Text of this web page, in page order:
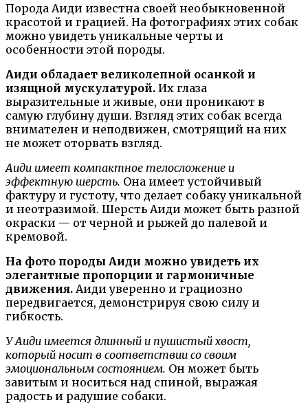
Порода Аиди известна своей необыкновенной
красотой и грацией. На фотографиях этих собак
можно увидеть уникальные черты и
особенности этой породы.
Аиди обладает великолепной осанкой и
изящной мускулатурой. Их глаза
выразительные и живые, они проникают в
самую глубину души. Взгляд этих собак всегда
внимателен и неподвижен, смотрящий на них
не может оторвать взгляд.
Аиди имеет компактное телосложение и
эффектную шерсть. Она имеет устойчивый
фактуру и густоту, что делает собаку уникальной
и неотразимой. Шерсть Аиди может быть разной
окраски — от черной и рыжей до палевой и
кремовой.
На фото породы Аиди можно увидеть их
элегантные пропорции и гармоничные
движения. Аиди уверенно и грациозно
передвигается, демонстрируя свою силу и
гибкость.
У Аиди имеется длинный и пушистый хвост,
который носит в соответствии со своим
эмоциональным состоянием. Он может быть
завитым и носиться над спиной, выражая
радость и радушие собаки.